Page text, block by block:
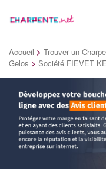
Accueil > Trouver un
Gelos > Société FIEVET